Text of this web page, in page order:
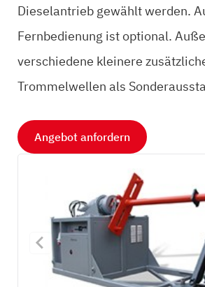
Dieselantrieb gewählt werden.
Fernbedienung ist optional.
verschiedene kleinere
Trommelwellen als
Angebot anfordern